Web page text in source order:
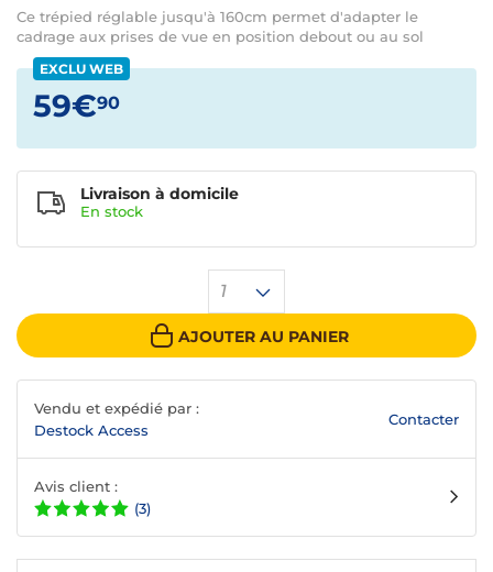
Ce trépied réglable jusqu'à 160cm permet d'adapter le
cadrage aux prises de vue en position debout ou au sol
EXCLU WEB
59€90
1
AJOUTER AU PANIER
Livraison à domicile
En stock
Vendu et expédié par :
Destock Access
Contacter
Avis client :
(3)